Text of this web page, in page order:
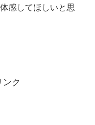
感してほしいと思
ンク